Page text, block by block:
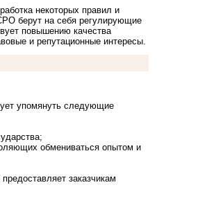
некоторых правил и
берут на себя регулирующие
повышению качества
и репутационные интересы.
упомянуть следующие
обмениваться опытом и
заказчикам